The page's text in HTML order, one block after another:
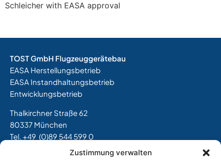
Zustimmung verwalten
Schleicher with EASA approval
TOST GmbH Flugzeuggerätebau
EASA Herstellungsbetrieb
EASA Instandhaltungsbetrieb
Entwicklungsbetrieb
Thalkirchner Straße 62
80337 München
Tel. +49 (0)89 544 599 0
info@tost.de